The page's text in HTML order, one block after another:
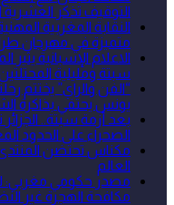
التوقيف تذكر العشرية
النقابة المغربية
متميزة في مهرجان
الاعلام الإسبانية
سبتة ومليلية
“الفن والراي” يختتم
يونس يحتفي بذاكرة
بعد أزمة سبتة..
الصحراء على الحدود
مكناس تحتضن المنتدى
العالم
مصدر حكومي مغربي:
مكافحة الهجرة غير